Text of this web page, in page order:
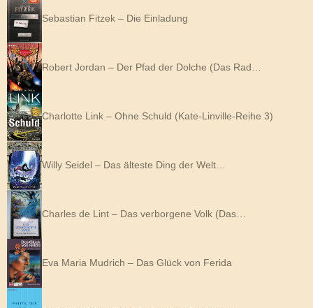
Sebastian Fitzek – Die Einladung
Robert Jordan – Der Pfad der Dolche (Das Rad…
Charlotte Link – Ohne Schuld (Kate-Linville-Reihe 3)
Willy Seidel – Das älteste Ding der Welt…
Charles de Lint – Das verborgene Volk (Das…
Eva Maria Mudrich – Das Glück von Ferida